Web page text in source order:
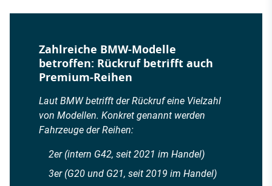
Zahlreiche BMW-Modelle
betroffen: Rückruf betrifft auch
Premium-Reihen
Laut BMW betrifft der Rückruf eine Vielzahl
von Modellen. Konkret genannt werden
Fahrzeuge der Reihen:
2er (intern G42, seit 2021 im Handel)
3er (G20 und G21, seit 2019 im Handel)